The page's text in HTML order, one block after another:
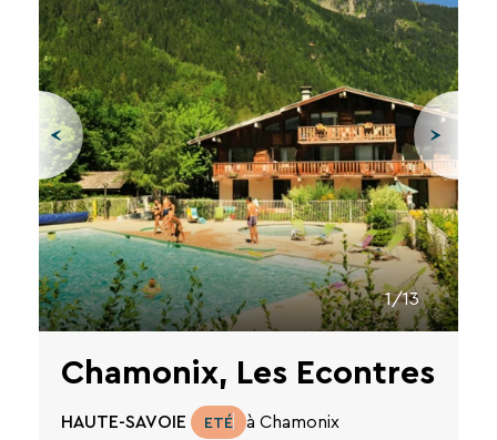
1/13
Chamonix, Les Econtres
HAUTE-SAVOIE ETÉ à Chamonix